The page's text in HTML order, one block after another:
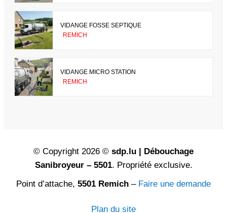
VIDANGE FOSSE SEPTIQUE
REMICH
VIDANGE MICRO STATION
REMICH
© Copyright 2026 © sdp.lu | Débouchage
Sanibroyeur – 5501. Propriété exclusive.
Point d’attache, 5501 Remich – Faire une demande
Plan du site